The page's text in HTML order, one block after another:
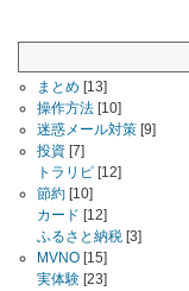
まとめ [13]
操作方法 [10]
迷惑メール対策 [9]
投資 [7]
トラリピ [12]
節約 [10]
カード [12]
ふるさと納税 [3]
MVNO [15]
実体験 [23]